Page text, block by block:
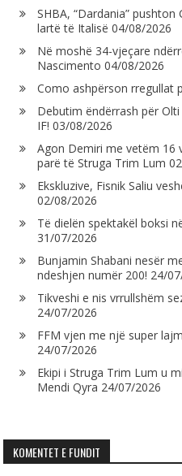
SHBA, “Dardania”
lartë të Italisë 04/08/2026
Në moshë 34-vjeçare
Nascimento 04/08/2026
Como ashpërson rregullat
Debutim ëndërrash për
IF! 03/08/2026
Agon Demiri me vetëm 16
parë të Struga Trim Lum
Ekskluzive, Fisnik Saliu
02/08/2026
Të dielën spektakël boksi
31/07/2026
Bunjamin Shabani nesër
ndeshjen numër 200! 24/
Tikveshi e nis vrrullshëm
24/07/2026
FFM vjen me një super
24/07/2026
Ekipi i Struga Trim Lum u
Mendi Qyra 24/07/2026
KOMENTET E FUNDIT